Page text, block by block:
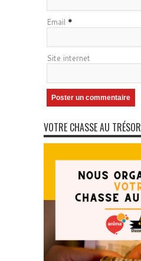
Email *
Site internet
VOTRE CHASSE AU TRÉSOR